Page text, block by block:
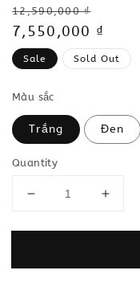
Regular
price
12,590,000 ₫
Sale
price
7,550,000 ₫
Sale Sold Out
Màu sắc
Trắng Đen
Quantity